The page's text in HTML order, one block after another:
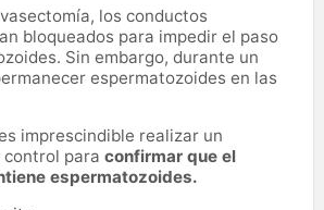
los conductos
bloqueados para impedir el paso
Sin embargo, durante un
espermatozoides en las
imprescindible realizar un
control para confirmar que el
espermatozoides.